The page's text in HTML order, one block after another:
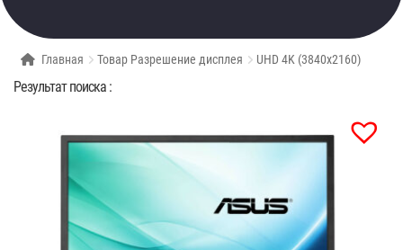
Главная Товар Разрешение дисплея UHD 4K (3840x2160)
Результат поиска :